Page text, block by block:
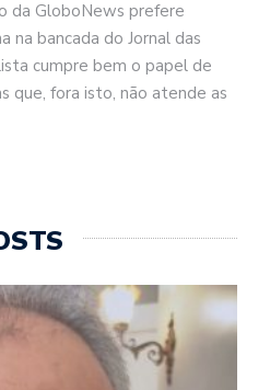
da GloboNews prefere
na bancada do Jornal das
cumpre bem o papel de
que, fora isto, não atende as